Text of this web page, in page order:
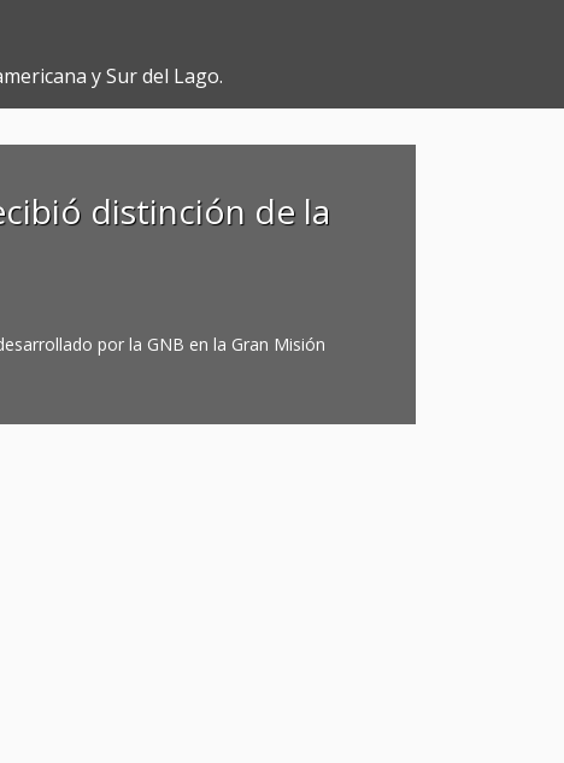
y Sur del Lago.
distinción de la
por la GNB en la Gran Misión